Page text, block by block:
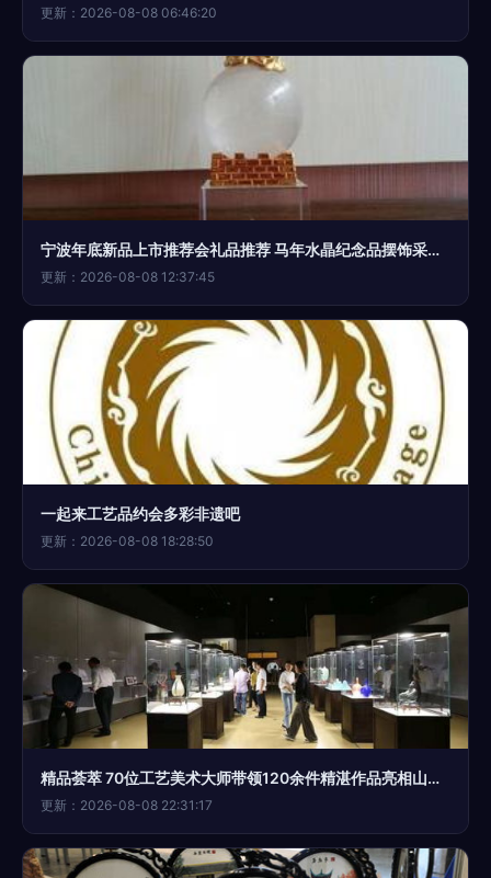
更新：2026-08-08 06:46:20
宁波年底新品上市推荐会礼品推荐 马年水晶纪念品摆饰采购指南
更新：2026-08-08 12:37:45
一起来工艺品约会多彩非遗吧
更新：2026-08-08 18:28:50
精品荟萃 70位工艺美术大师带领120余件精湛作品亮相山东博物馆
更新：2026-08-08 22:31:17